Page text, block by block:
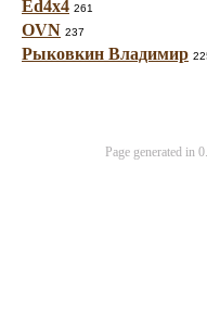
Ed4x4 261
OVN 237
Рыковкин Владимир
Page generated in